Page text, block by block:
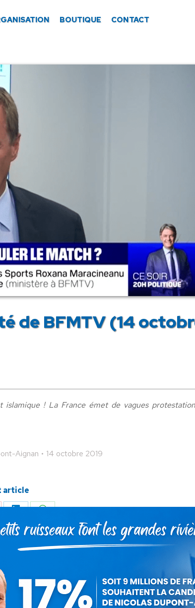
BOUTIQUE CONTACT
de BFMTV (14
islamique ! La France émet de vagues
Aignan 14 octobre 2019
article
sur
LinkedIn
sur
WhatsApp